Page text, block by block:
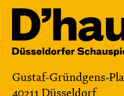
nach dem
und Anne-Kathrin
Choreografie:
Central 2
Gustaf-Gründgens-